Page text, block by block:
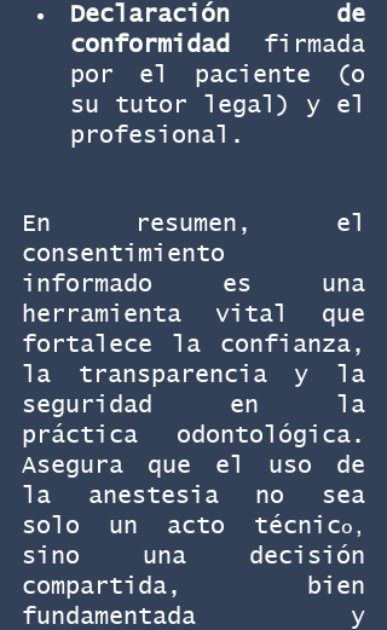
Declaración de
conformidad
firmada
por el paciente (o
su tutor legal) y el
profesional.
En resumen, el
consentimiento
informado es una
herramienta vital que
fortalece la confianza,
la transparencia y la
seguridad en la
práctica odontológica.
Asegura que el uso de
la anestesia no sea
solo un acto técnic
sino una decisión
compartida, bien
fundamentada y